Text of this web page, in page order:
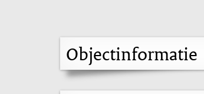
Objectinformatie